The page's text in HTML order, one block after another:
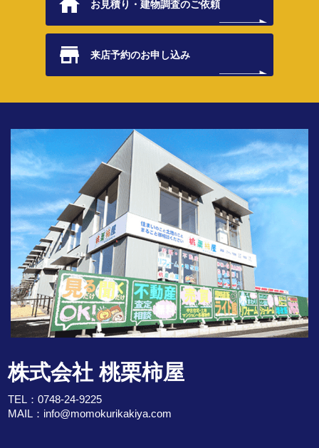
お見積り・建物調査のご依頼
来店予約のお申し込み
株式会社 桃栗柿屋
TEL：0748-24-9225
MAIL： info@momokurikakiya.com